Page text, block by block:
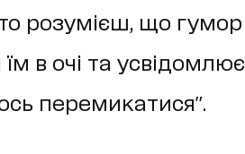
то розумієш, що
в очі та
перемикатися".